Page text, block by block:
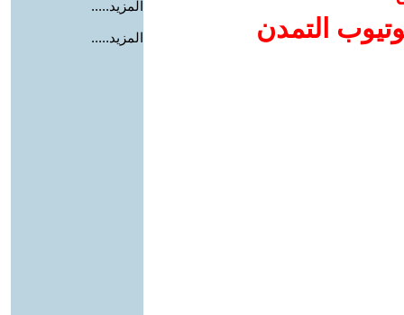
التمدن
المزيد.....
المزيد.....